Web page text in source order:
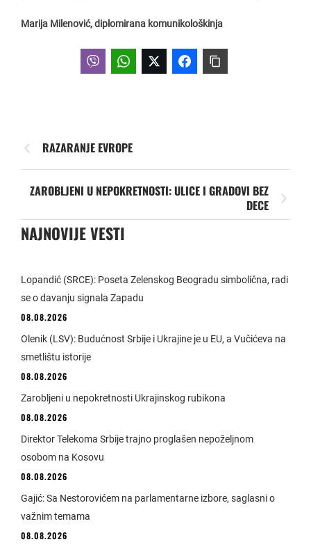
Marija Milenović, diplomirana komunikološkinja
RAZARANJE EVROPE
ZAROBLJENI U NEPOKRETNOSTI: ULICE I GRADOVI BEZ
DECE
NAJNOVIJE VESTI
Lopandić (SRCE): Poseta Zelenskog Beogradu simbolična, radi
se o davanju signala Zapadu
08.08.2026
Olenik (LSV): Budućnost Srbije i Ukrajine je u EU, a Vučićeva na
smetlištu istorije
08.08.2026
Zarobljeni u nepokretnosti Ukrajinskog rubikona
08.08.2026
Direktor Telekoma Srbije trajno proglašen nepoželjnom
osobom na Kosovu
08.08.2026
Gajić: Sa Nestorovićem na parlamentarne izbore, saglasni o
važnim temama
08.08.2026